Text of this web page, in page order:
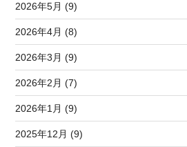
2026年5月 (9)
2026年4月 (8)
2026年3月 (9)
2026年2月 (7)
2026年1月 (9)
2025年12月 (9)